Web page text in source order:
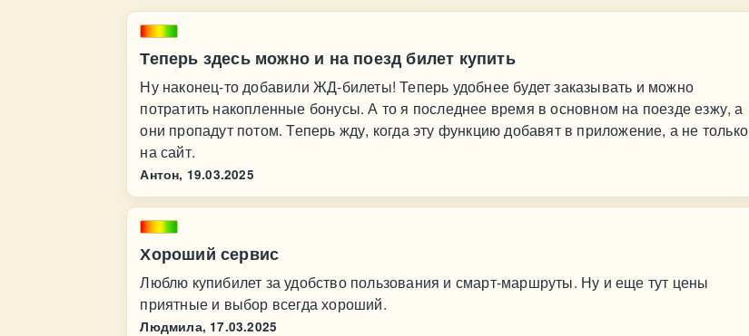
Теперь здесь можно и на поезд билет купить
Ну наконец-то добавили ЖД-билеты! Теперь удобнее будет заказывать и можно
потратить накопленные бонусы. А то я последнее время в основном на поезде езжу, а
они пропадут потом. Теперь жду, когда эту функцию добавят в приложение, а не только
на сайт.
Антон, 19.03.2025
Хороший сервис
Люблю купибилет за удобство пользования и смарт-маршруты. Ну и еще тут цены
приятные и выбор всегда хороший.
Людмила, 17.03.2025